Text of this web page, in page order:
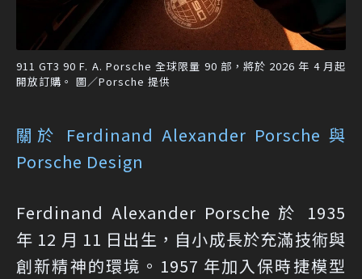
911 GT3 90 F. A. Porsche 全球限量 90 部，將於 2026 年 4 月起
開放訂購。 圖／Porsche 提供
關於 Ferdinand Alexander Porsche 與
Porsche Design
Ferdinand Alexander Porsche 於 1935
年 12 月 11 日出生，自小成長於充滿技術與
創新精神的環境。1957 年加入保時捷模型